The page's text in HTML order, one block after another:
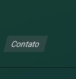
Contato